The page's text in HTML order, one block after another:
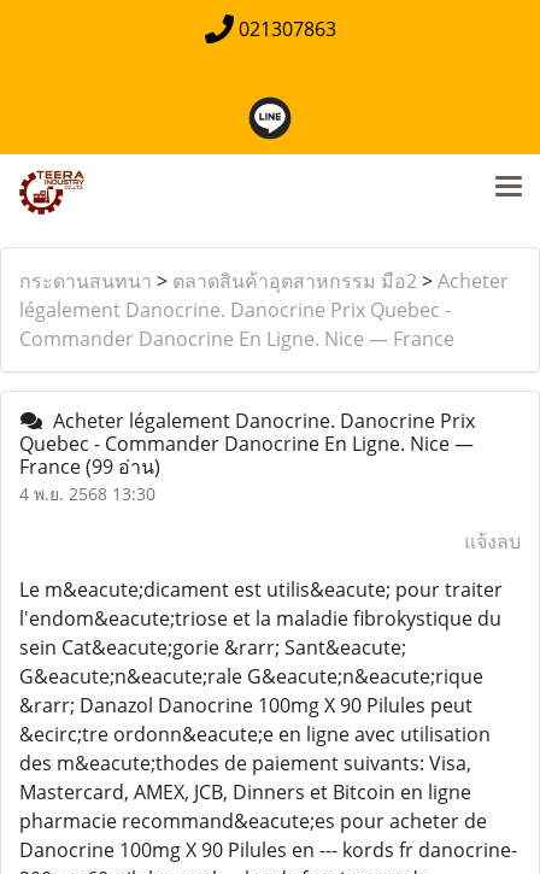
021307863
กระดานสนทนา > ตลาดสินค้าอุตสาหกรรม มือ2>Acheter
légalement Danocrine. Danocrine Prix Quebec -
Commander Danocrine En Ligne. Nice — France
Acheter légalement Danocrine. Danocrine Prix
Quebec - Commander Danocrine En Ligne. Nice —
France(99 อ่าน)
4 พ.ย. 2568 13:30
แจ้งลบ
Le m&eacute;dicament est utilis&eacute; pour traiter
l'endom&eacute;triose et la maladie fibrokystique du
sein Cat&eacute;gorie &rarr; Sant&eacute;
G&eacute;n&eacute;rale G&eacute;n&eacute;rique
&rarr; Danazol Danocrine 100mg X 90 Pilules peut
&ecirc;tre ordonn&eacute;e en ligne avec utilisation
des m&eacute;thodes de paiement suivants: Visa,
Mastercard, AMEX, JCB, Dinners et Bitcoin en ligne
pharmacie recommand&eacute;es pour acheter de
Danocrine 100mg X 90 Pilules en --- kords fr danocrine-